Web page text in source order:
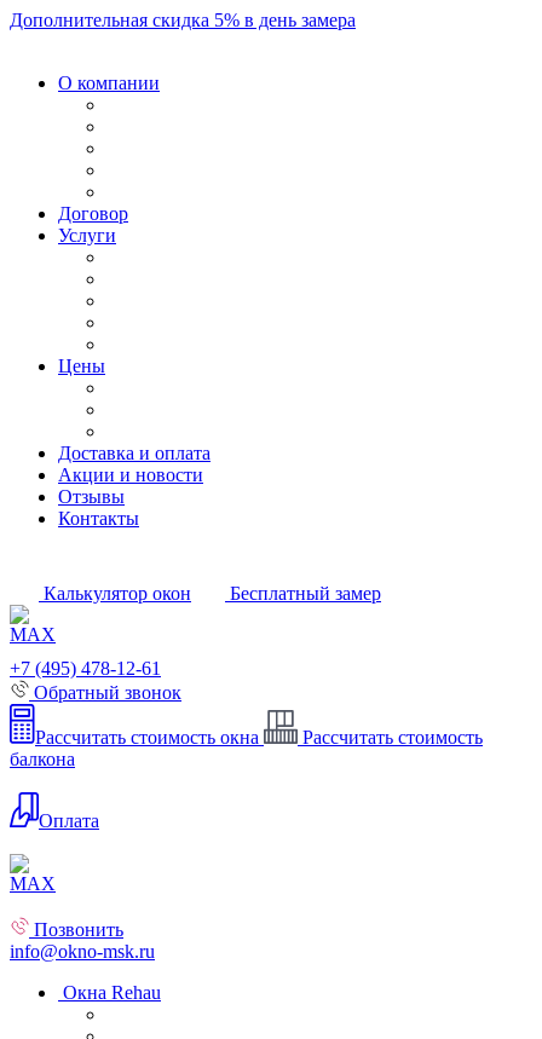
Дополнительная скидка 5% в день замера
О компании
Договор
Услуги
Цены
Доставка и оплата
Акции и новости
Отзывы
Контакты
Калькулятор окон Бесплатный замер
+7 (495) 478-12-61
Обратный звонок
Рассчитать стоимость окна
Рассчитать стоимость
балкона
Оплата
Позвонить
info@okno-msk.ru
Окна Rehau